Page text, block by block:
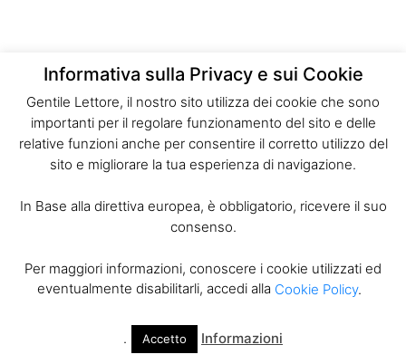
Informativa sulla Privacy e sui Cookie
Gentile Lettore, il nostro sito utilizza dei cookie che sono
importanti per il regolare funzionamento del sito e delle
relative funzioni anche per consentire il corretto utilizzo del
sito e migliorare la tua esperienza di navigazione.
In Base alla direttiva europea, è obbligatorio, ricevere il suo
consenso.
Per maggiori informazioni, conoscere i cookie utilizzati ed
eventualmente disabilitarli, accedi alla Cookie Policy.
. Accetto Informazioni